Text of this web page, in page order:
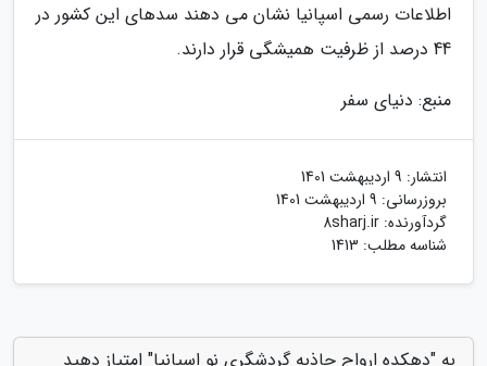
اطلاعات رسمی اسپانیا نشان می دهند سدهای این کشور در
44 درصد از ظرفیت همیشگی قرار دارند.
منبع: دنیای سفر
انتشار: 9 اردیبهشت 1401
بروزرسانی: 9 اردیبهشت 1401
گردآورنده: 8sharj.ir
شناسه مطلب: 1413
به "دهکده ارواح جاذبه گردشگری نو اسپانیا" امتیاز دهید